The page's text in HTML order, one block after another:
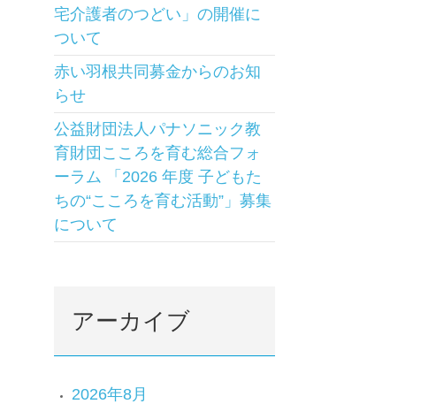
宅介護者のつどい」の開催に
ついて
赤い羽根共同募金からのお知
らせ
公益財団法人パナソニック教
育財団こころを育む総合フォ
ーラム 「2026 年度 子どもた
ちの“こころを育む活動”」募集
について
アーカイブ
2026年8月